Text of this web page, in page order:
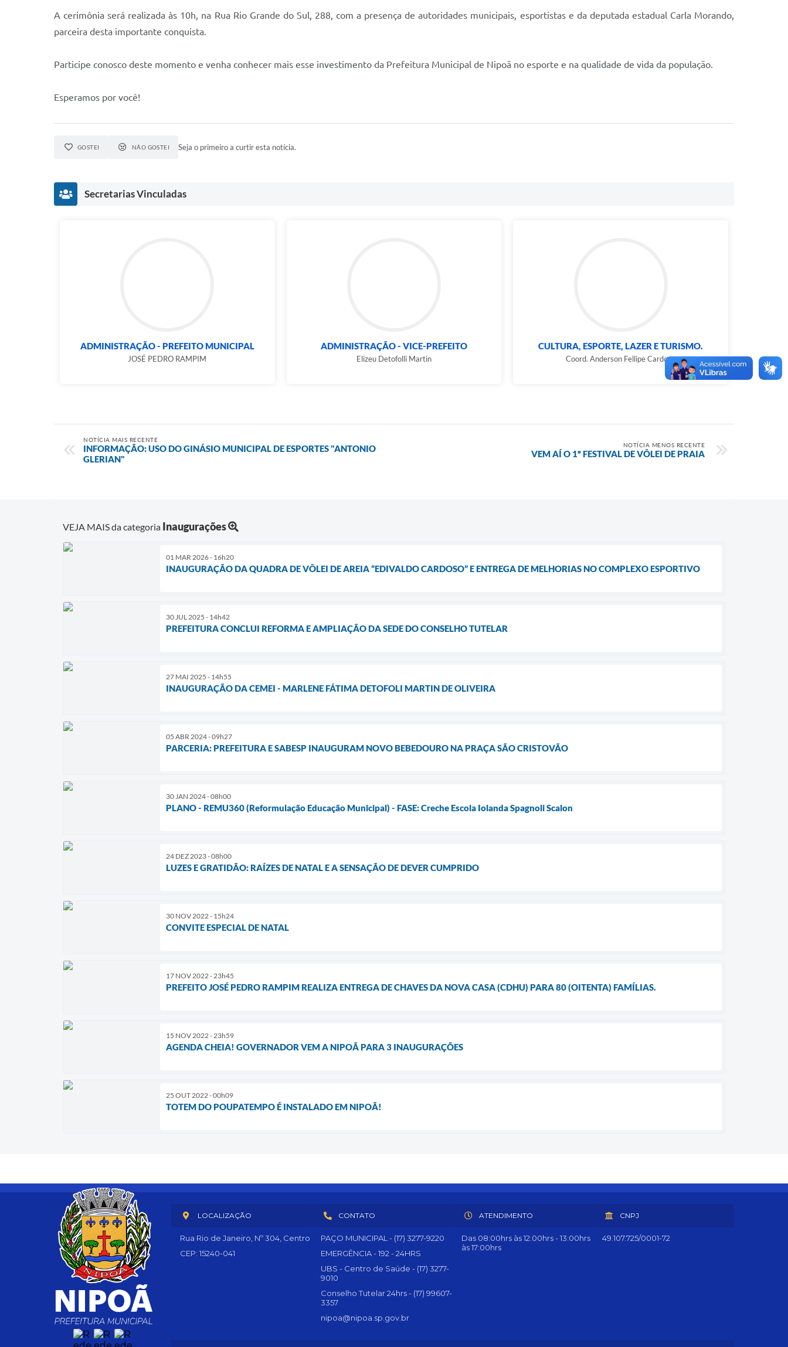
A cerimônia será realizada às 10h, na Rua Rio Grande do Sul, 288, com a presença de autoridades municipais, esportistas e da deputada estadual Carla Morando,
parceira desta importante conquista.
Participe conosco deste momento e venha conhecer mais esse investimento da Prefeitura Municipal de Nipoã no esporte e na qualidade de vida da população.
Esperamos por você!
GOSTEI NÃO GOSTEI Seja o primeiro a curtir esta notícia.
Secretarias Vinculadas
ADMINISTRAÇÃO - PREFEITO MUNICIPAL
JOSÉ PEDRO RAMPIM
ADMINISTRAÇÃO - VICE-PREFEITO
Elizeu Detofolli Martin
CULTURA, ESPORTE, LAZER E TURISMO.
Coord. Anderson Fellipe Cardoso
NOTÍCIA MAIS RECENTE
INFORMAÇÃO: USO DO GINÁSIO MUNICIPAL DE ESPORTES "ANTONIO
GLERIAN"
NOTÍCIA MENOS RECENTE
VEM AÍ O 1º FESTIVAL DE VÔLEI DE PRAIA
VEJA MAIS da categoria Inaugurações
01 MAR 2026 - 16h20
INAUGURAÇÃO DA QUADRA DE VÔLEI DE AREIA “EDIVALDO CARDOSO” E ENTREGA DE MELHORIAS NO COMPLEXO ESPORTIVO
30 JUL 2025 - 14h42
PREFEITURA CONCLUI REFORMA E AMPLIAÇÃO DA SEDE DO CONSELHO TUTELAR
27 MAI 2025 - 14h55
INAUGURAÇÃO DA CEMEI - MARLENE FÁTIMA DETOFOLI MARTIN DE OLIVEIRA
05 ABR 2024 - 09h27
PARCERIA: PREFEITURA E SABESP INAUGURAM NOVO BEBEDOURO NA PRAÇA SÃO CRISTOVÃO
30 JAN 2024 - 08h00
PLANO - REMU360 (Reformulação Educação Municipal) - FASE: Creche Escola Iolanda Spagnoli Scalon
24 DEZ 2023 - 08h00
LUZES E GRATIDÃO: RAÍZES DE NATAL E A SENSAÇÃO DE DEVER CUMPRIDO
30 NOV 2022 - 15h24
CONVITE ESPECIAL DE NATAL
17 NOV 2022 - 23h45
PREFEITO JOSÉ PEDRO RAMPIM REALIZA ENTREGA DE CHAVES DA NOVA CASA (CDHU) PARA 80 (OITENTA) FAMÍLIAS.
15 NOV 2022 - 23h59
AGENDA CHEIA! GOVERNADOR VEM A NIPOÃ PARA 3 INAUGURAÇÕES
25 OUT 2022 - 00h09
TOTEM DO POUPATEMPO É INSTALADO EM NIPOÃ!
LOCALIZAÇÃO
Rua Rio de Janeiro, Nº 304, Centro
CEP: 15240-041
CONTATO
PAÇO MUNICIPAL - (17) 3277-9220
EMERGÊNCIA - 192 - 24HRS
UBS - Centro de Saúde - (17) 3277-
9010
Conselho Tutelar 24hrs - (17) 99607-
3357
nipoa@nipoa.sp.gov.br
ATENDIMENTO
Das 08:00hrs às 12:00hrs - 13:00hrs
às 17:00hrs
CNPJ
49.107.725/0001-72